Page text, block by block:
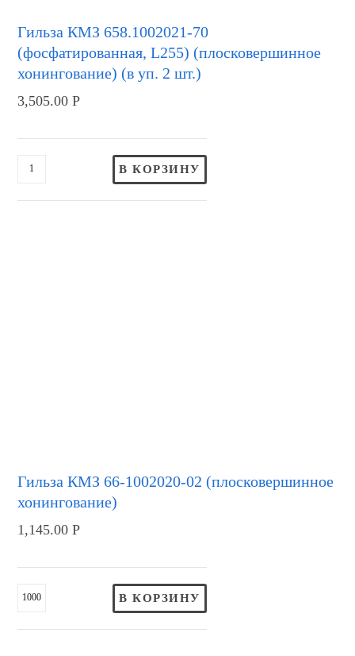
Гильза КМЗ 658.1002021-70
(фосфатированная, L255) (плосковершинное
хонингование) (в уп. 2 шт.)
3,505.00Р
В КОРЗИНУ
Гильза КМЗ 66-1002020-02 (плосковершинное
хонингование)
1,145.00Р
В КОРЗИНУ